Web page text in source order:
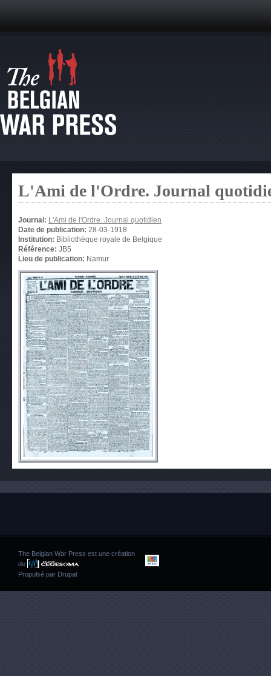
L'Ami de l'Ordre. Journal
Journal: L'Ami de l'Ordre. Journal quotidien
Date de publication: 28-03-1918
Institution: Bibliothèque royale de Belgique
Référence: JB5
Lieu de publication: Namur
The Belgian War Press est une création
de
Propulsé par Drupal